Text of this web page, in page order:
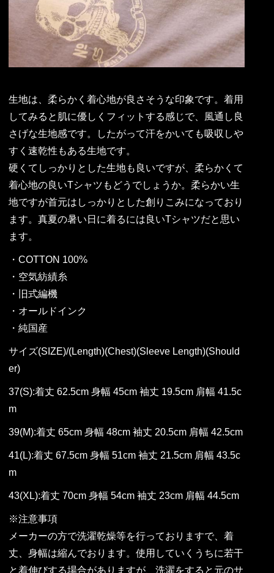
生地は、柔らかく着心地が良さそうな印象です。着用
してみると肌に優しくフィットする感じで、風通し良
さげな生地感です。したがって汗をかいても吸収しや
すく速乾性もある生地です。
硬くてしっかりとした生地も良いですが、柔らかくて
着心地の良いTシャツもどうでしょうか。柔らかい生
地ですが首元はしっかりとした創りこみになっており
ます。真夏の暑い日に着るには良いTシャツだと思い
ます。
・COTTON 100%
・空気紡績糸
・旧式編機
・オールドインク
・純国産
サイズ(SIZE)/(Length)(Chest)(Sleeve Length)(Should
er)
37(S):着丈 62.5cm 身幅 45cm 袖丈 19.5cm 肩幅 41.5c
m
39(M):着丈 65cm 身幅 48cm 袖丈 20.5cm 肩幅 42.5cm
41(L):着丈 67.5cm 身幅 51cm 袖丈 21.5cm 肩幅 43.5c
m
43(XL):着丈 70cm 身幅 54cm 袖丈 23cm 肩幅 44.5cm
※注意事項
メーカーの方で洗濯乾燥等を行っておりますで、着
丈、身幅は縮んでおります。使用していくうちに若干
と着伸びする場合がありますが、洗濯をすると元のサ